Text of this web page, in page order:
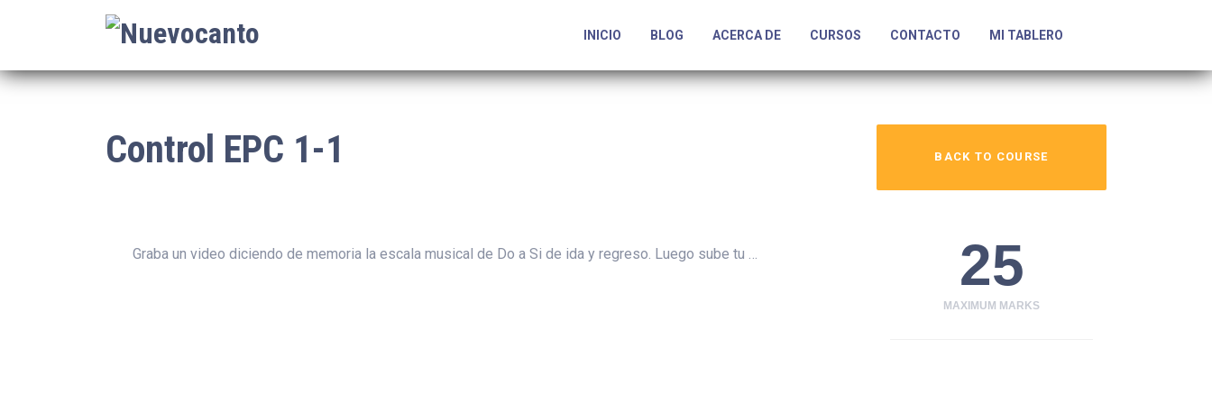
INICIO BLOG ACERCA DE CURSOS CONTACTO MI TABLERO
Control EPC 1-1 BACK TO COURSE
Graba un video diciendo de memoria la escala musical de Do a Si de ida y regreso. Luego sube tu … 25
MAXIMUM MARKS